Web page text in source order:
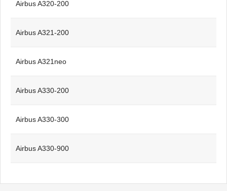
Airbus A320-200
Airbus A321-200
Airbus A321neo
Airbus A330-200
Airbus A330-300
Airbus A330-900